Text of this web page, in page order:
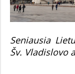
Seniausia
Šv. Vladislovo